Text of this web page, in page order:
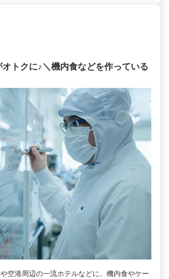
トクに♪＼機内食などを作っている
空港周辺の一流ホテルなどに、機内食やケー